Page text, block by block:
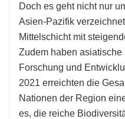
Doch es geht nicht nur
Asien-Pazifik
Mittelschicht mit
Zudem haben
Forschung und
2021 erreichten die
Nationen der Region
es, die reiche